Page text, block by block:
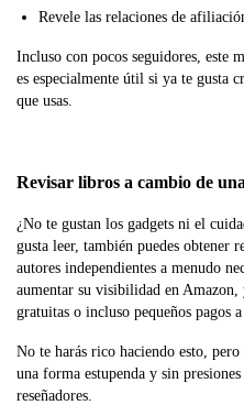
Revele las relaciones de
Incluso con pocos seguidores, este
es especialmente útil si ya te gusta
que usas.
Revisar libros a cambio de
¿No te gustan los gadgets ni el
gusta leer, también puedes obtener
autores independientes a menudo
aumentar su visibilidad en Amazon,
gratuitas o incluso pequeños pagos a
No te harás rico haciendo esto,
una forma estupenda y sin
reseñadores.